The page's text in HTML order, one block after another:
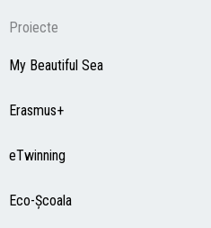
Proiecte
My Beautiful Sea
Erasmus+
eTwinning
Eco-Şcoala